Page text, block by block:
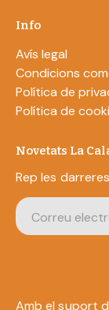
Info
Avís legal
Condicions
Política de
Política de
Novetats La
Rep les
Amb el suport